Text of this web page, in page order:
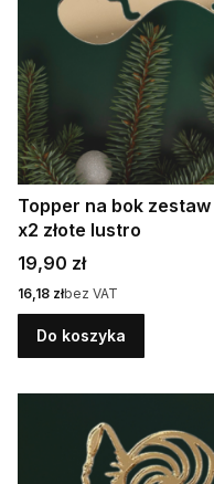
Topper na bok zestaw
x2 złote lustro
Cena
19,90 zł
Cena
16,18 złbez VAT
Do koszyka